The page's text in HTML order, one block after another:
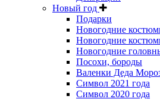
Новый год
Подарки
Новогодние
Новогодние
Новогодние
Посохи, бороды
Валенки Деда
Символ 2021 года
Символ 2020 года